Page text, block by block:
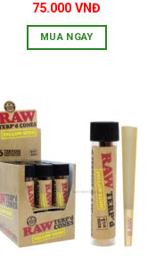
75.000VNĐ
MUA NGAY